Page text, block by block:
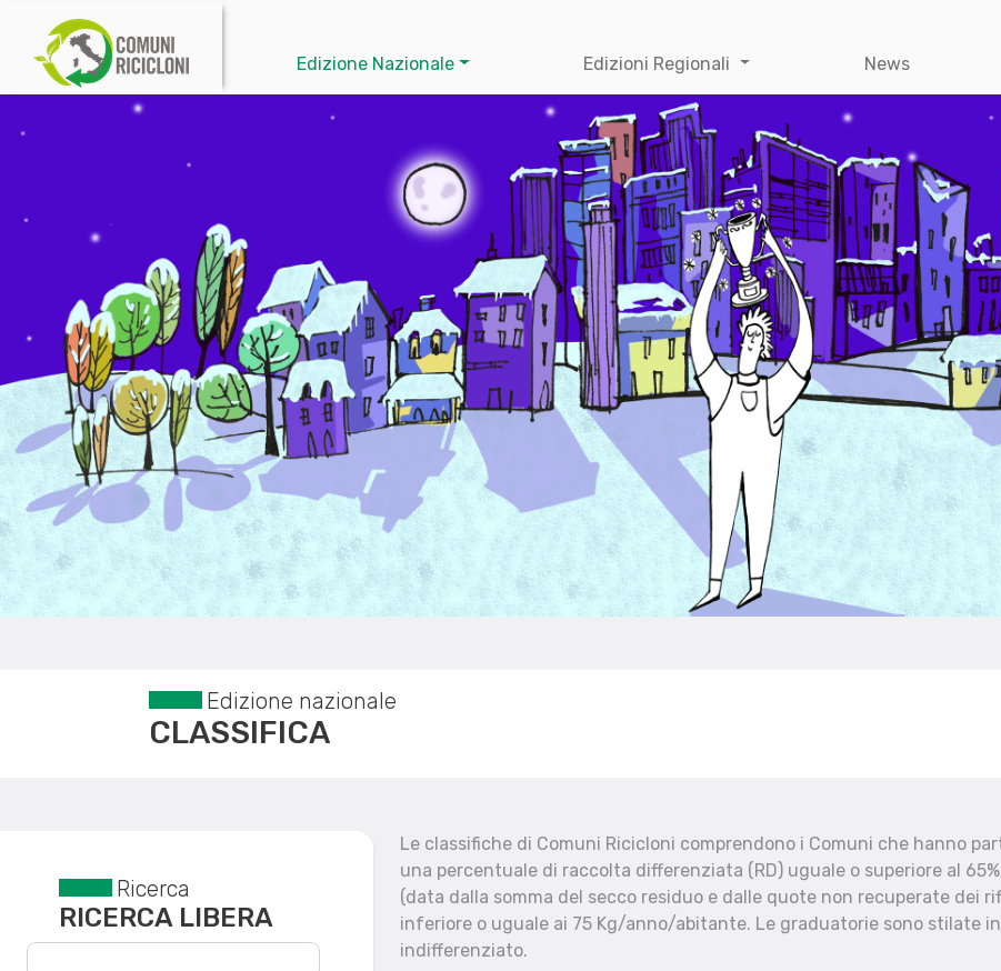
Edizione Nazionale Edizioni Regionali News
Edizione nazionale
CLASSIFICA
Reset filtri
Ricerca
RICERCA LIBERA
Le classifiche di Comuni Ricicloni comprendono i Comuni che hanno
una percentuale di raccolta differenziata (RD) uguale o superiore al
(data dalla somma del secco residuo e dalle quote non recuperate dei
inferiore o uguale ai 75 Kg/anno/abitante. Le graduatorie sono stilate
indifferenziato.